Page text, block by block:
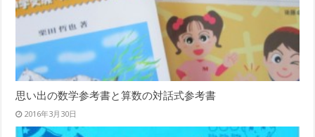
思い出の数学参考書と算数の対話式参考書
2016年3月30日